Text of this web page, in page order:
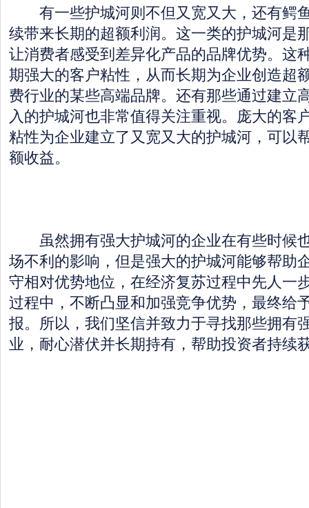
有一些护城河则不但又宽又大，还有鳄
续带来长期的超额利润。这一类的护城河是
让消费者感受到差异化产品的品牌优势。这
期强大的客户粘性，从而长期为企业创造超
费行业的某些高端品牌。还有那些通过建立
入的护城河也非常值得关注重视。庞大的客
粘性为企业建立了又宽又大的护城河，可以
额收益。
虽然拥有强大护城河的企业在有些时候
场不利的影响，但是强大的护城河能够帮助
守相对优势地位，在经济复苏过程中先人一
过程中，不断凸显和加强竞争优势，最终给
报。所以，我们坚信并致力于寻找那些拥有
业，耐心潜伏并长期持有，帮助投资者持续